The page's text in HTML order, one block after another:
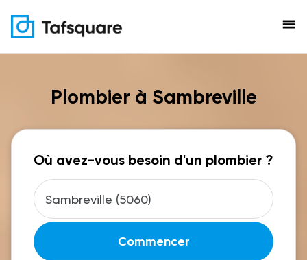
menu
Plombier à Sambreville
Où avez-vous besoin d'un plombier ?
Commencer